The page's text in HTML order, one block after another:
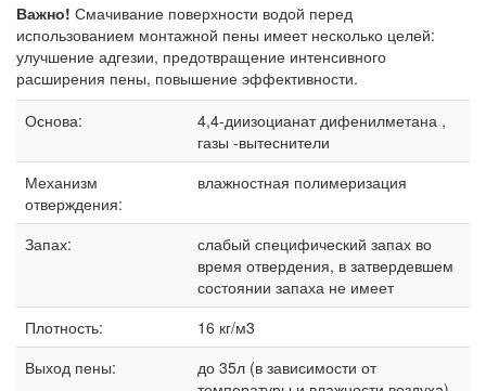
Важно! Смачивание поверхности водой перед
использованием монтажной пены имеет несколько целей:
улучшение адгезии, предотвращение интенсивного
расширения пены, повышение эффективности.
Основа:
4,4-диизоцианат дифенилметана ,
газы -вытеснители
Механизм
отверждения:
влажностная полимеризация
Запах:
слабый специфический запах во
время отвердения, в затвердевшем
состоянии запаха не имеет
Плотность:
16 кг/м3
Выход пены:
до 35л (в зависимости от